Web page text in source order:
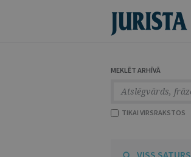
MEKLĒT ARHĪVĀ
TIKAI VIRSRAKSTOS
VISS SATURS